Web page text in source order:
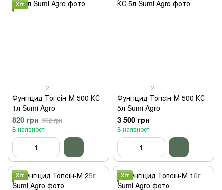
Хіт
2
Фунгіцид Топсін-М 500 КС
1л Sumi Agro
820 грн 902 грн
В наявності
2
Фунгіцид Топсін-М 500 КС
5л Sumi Agro
3 500 грн
В наявності
Хіт Хіт